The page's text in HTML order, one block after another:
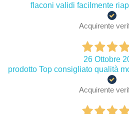
flaconi validi facilmente
Acquirente
26 Ottobre
prodotto Top consigliato qualità
Acquirente